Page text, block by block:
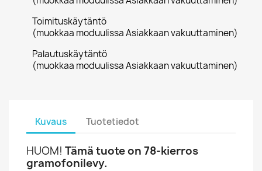
Toimituskäytäntö
(muokkaa moduulissa Asiakkaan vakuuttaminen)
Palautuskäytäntö
(muokkaa moduulissa Asiakkaan vakuuttaminen)
Kuvaus Tuotetiedot
HUOM! Tämä tuote on 78-kierros
gramofonilevy.